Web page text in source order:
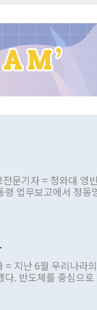
문기자 = 청와대 영
령 업무보고에서 정동
치지 않은 사안을 정
적 구상'이라는 비판
물의를 빚은 적은 여
정적 입장을 표명한
권을 제어해야 한다
지난 6월 우리나라
다. 반도체를 중심으